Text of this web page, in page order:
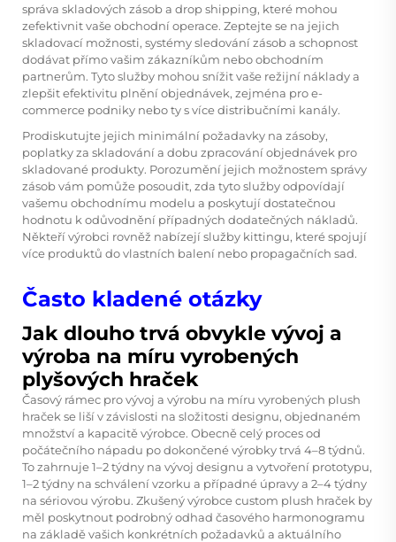
správa skladových zásob a drop shipping, které mohou
zefektivnit vaše obchodní operace. Zeptejte se na jejich
skladovací možnosti, systémy sledování zásob a schopnost
dodávat přímo vašim zákazníkům nebo obchodním
partnerům. Tyto služby mohou snížit vaše režijní náklady a
zlepšit efektivitu plnění objednávek, zejména pro e-
commerce podniky nebo ty s více distribučními kanály.
Prodiskutujte jejich minimální požadavky na zásoby,
poplatky za skladování a dobu zpracování objednávek pro
skladované produkty. Porozumění jejich možnostem správy
zásob vám pomůže posoudit, zda tyto služby odpovídají
vašemu obchodnímu modelu a poskytují dostatečnou
hodnotu k odůvodnění případných dodatečných nákladů.
Někteří výrobci rovněž nabízejí služby kittingu, které spojují
více produktů do vlastních balení nebo propagačních sad.
Často kladené otázky
Jak dlouho trvá obvykle vývoj a
výroba na míru vyrobených
plyšových hraček
Časový rámec pro vývoj a výrobu na míru vyrobených plush
hraček se liší v závislosti na složitosti designu, objednaném
množství a kapacitě výrobce. Obecně celý proces od
počátečního nápadu po dokončené výrobky trvá 4–8 týdnů.
To zahrnuje 1–2 týdny na vývoj designu a vytvoření prototypu,
1–2 týdny na schválení vzorku a případné úpravy a 2–4 týdny
na sériovou výrobu. Zkušený výrobce custom plush hraček by
měl poskytnout podrobný odhad časového harmonogramu
na základě vašich konkrétních požadavků a aktuálního